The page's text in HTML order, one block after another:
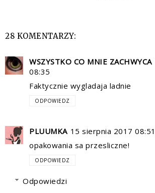
28 KOMENTARZY:
WSZYSTKO CO MNIE ZACHWYCA
08:35
Faktycznie wygladaja ladnie
ODPOWIEDZ
PLUUMKA 15 sierpnia 2017 08:51
opakowania sa przesliczne!
ODPOWIEDZ
Odpowiedzi